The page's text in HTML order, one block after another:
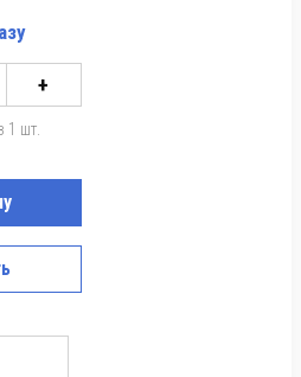
+
1 шт.